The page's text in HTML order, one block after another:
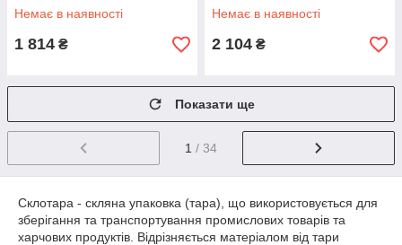
Немає в наявності
1 814 ₴
Немає в наявності
2 104 ₴
Показати ще
1 / 34
Склотара - скляна упаковка (тара), що використовується для
зберігання та транспортування промислових товарів та
харчових продуктів. Відрізняється матеріалом від тари